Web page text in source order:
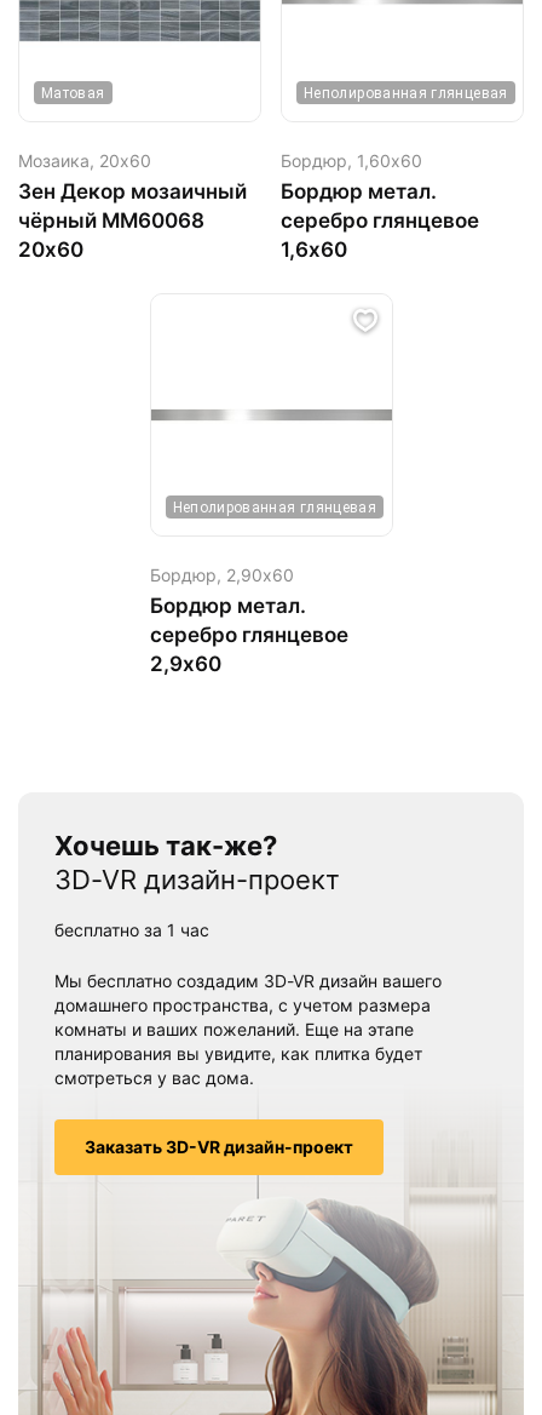
Матовая
Мозаика, 20х60
Зен Декор мозаичный
чёрный MM60068
20х60
Неполированная глянцевая
Бордюр, 1,60х60
Бордюр метал.
серебро глянцевое
1,6х60
Неполированная глянцевая
Бордюр, 2,90х60
Бордюр метал.
серебро глянцевое
2,9х60
Хочешь так-же?
3D-VR дизайн-проект
бесплатно за 1 час
Мы бесплатно создадим 3D-VR дизайн вашего
домашнего пространства, с учетом размера
комнаты и ваших пожеланий. Еще на этапе
планирования вы увидите, как плитка будет
смотреться у вас дома.
Заказать 3D-VR дизайн-проект